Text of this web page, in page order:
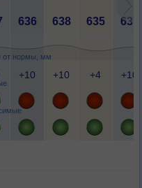
от нормы, мм
636 638 635 637
+10 +10 +4 +10